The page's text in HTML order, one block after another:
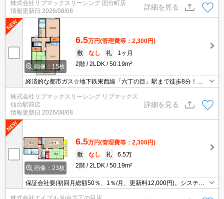
ーやコンビニもあり生活しやすい環境です！
株式会社リブマックスリーシング 国分町店
情報更新日 2026/08/08
詳細を見る
画像：15枚
6.5万円(管理費等：2,300円)
敷
なし 礼
1ヶ月
2階
2LDK 50.19m²
経済的な都市ガス☆地下鉄東西線「六丁の目」駅まで徒歩8分！敷
地内駐車場空きあります！通勤も便利な立地です！近隣にはスーパ
ーやコンビニもあり生活しやすい環境です！
株式会社リブマックスリーシング リブマックス
仙台駅前店
情報更新日 2026/08/08
詳細を見る
画像：23枚
6.5万円(管理費等：2,300円)
敷
なし 礼
6.5万
2階
2LDK 50.19m²
保証会社要(初回月総額50％、1％/月、更新料12,000円)。システム
キッチン。ガスコンロ設置可。BS受信可。バス・トイレ別。シャワ